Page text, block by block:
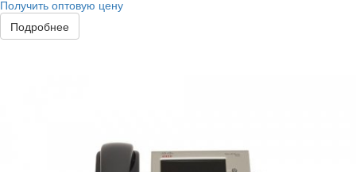
Получить оптовую цену
Подробнее